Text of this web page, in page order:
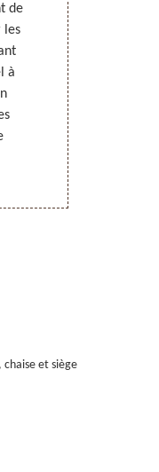
de
les
à
et siège